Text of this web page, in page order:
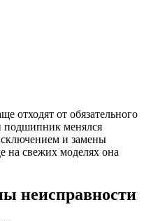
отходят от обязательного
подшипник менялся
и замены
на свежих моделях она
неисправности